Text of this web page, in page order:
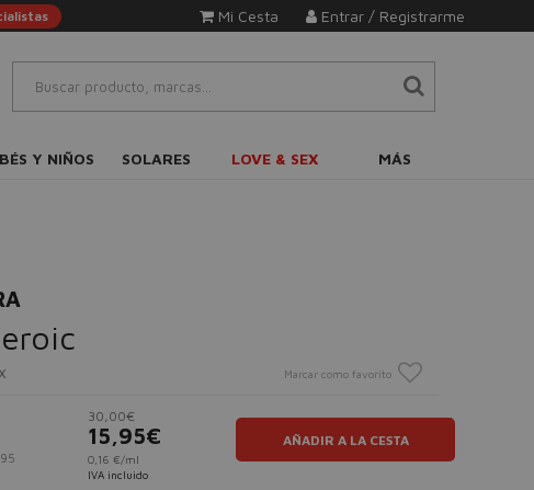
Entrar / Registrarme
Mi Cesta
Y NIÑOS SOLARES LOVE & SEX MÁS
Marcar como favorito
30,00€
15,95€
0,16 €/ml
IVA incluido
AÑADIR A LA CESTA